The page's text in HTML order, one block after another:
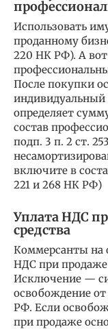
Использовать
проданному
220 НК РФ). А
После покупки
определяет
состав
подп. 3 п. 2 ст.
включите в
221 и 268 НК РФ)
Уплата НДС
средства
Коммерсанты на
НДС при продаже
Исключение —
освобождение от
РФ. Если
при продаже